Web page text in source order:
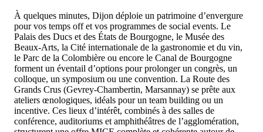
À quelques minutes, Dijon déploie un patrimoine d’envergure
pour vos temps off et vos programmes de social events. Le
Palais des Ducs et des États de Bourgogne, le Musée des
Beaux-Arts, la Cité internationale de la gastronomie et du vin,
le Parc de la Colombière ou encore le Canal de Bourgogne
forment un éventail d’options pour prolonger un congrès, un
colloque, un symposium ou une convention. La Route des
Grands Crus (Gevrey-Chambertin, Marsannay) se prête aux
ateliers œnologiques, idéals pour un team building ou un
incentive. Ces lieux d’intérêt, combinés à des salles de
conférence, auditoriums et amphithéâtres de l’agglomération,